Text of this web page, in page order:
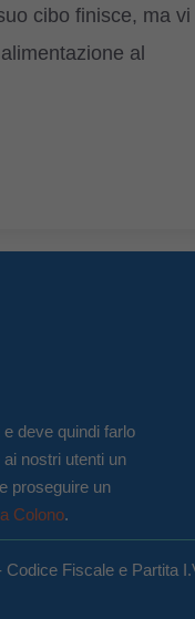
cibo finisce, ma vi
al
deve quindi farlo
nostri utenti un
proseguire un
Colono.
Fiscale e Partita